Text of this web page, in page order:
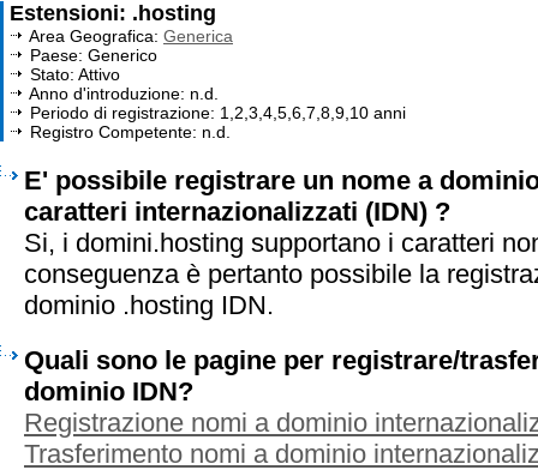
Estensioni: .hosting
Area Geografica: Generica
Paese: Generico
Stato: Attivo
Anno d'introduzione: n.d.
Periodo di registrazione: 1,2,3,4,5,6,7,8,9,10 anni
Registro Competente: n.d.
E' possibile registrare un nome a
caratteri internazionalizzati (IDN) ?
Si, i domini.hosting supportano i caratteri
conseguenza è pertanto possibile la
dominio .hosting IDN.
Quali sono le pagine per registrare/
dominio IDN?
Registrazione nomi a dominio
Trasferimento nomi a dominio